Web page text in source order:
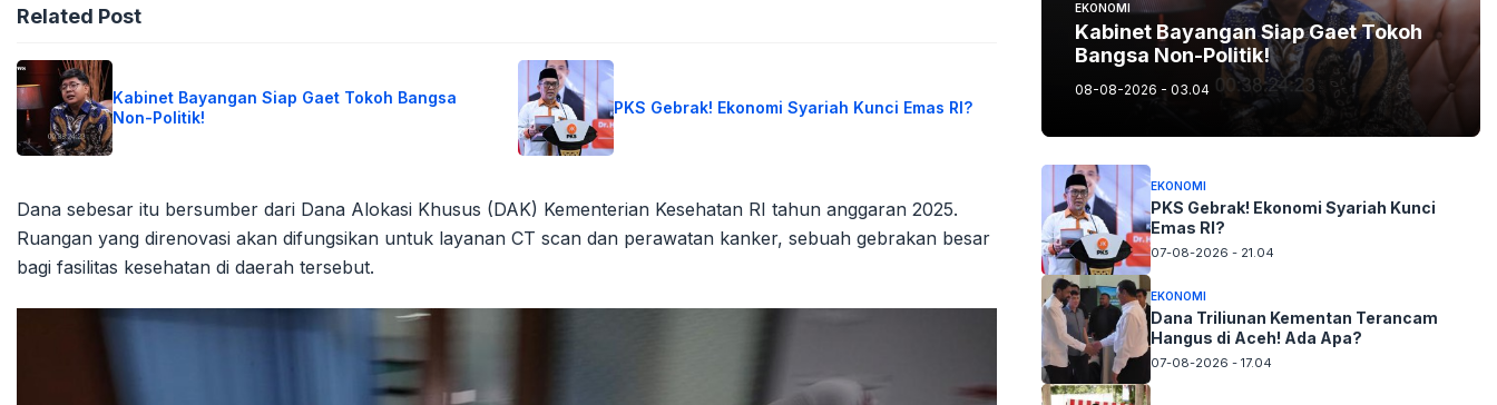
Related Post
Kabinet Bayangan Siap Gaet Tokoh Bangsa
Non-Politik!
PKS Gebrak! Ekonomi Syariah Kunci Emas RI?
Dana sebesar itu bersumber dari Dana Alokasi Khusus (DAK) Kementerian Kesehatan RI tahun anggaran 2025.
Ruangan yang direnovasi akan difungsikan untuk layanan CT scan dan perawatan kanker, sebuah gebrakan besar
bagi fasilitas kesehatan di daerah tersebut.
EKONOMI
Kabinet Bayangan Siap Gaet Tokoh
Bangsa Non-Politik!
08-08-2026 - 03.04
EKONOMI
PKS Gebrak! Ekonomi Syariah Kunci
Emas RI?
07-08-2026 - 21.04
EKONOMI
Dana Triliunan Kementan Terancam
Hangus di Aceh! Ada Apa?
07-08-2026 - 17.04